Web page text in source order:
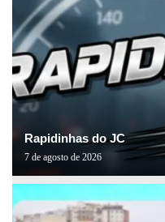
Rapidinhas do JC
7 de agosto de 2026